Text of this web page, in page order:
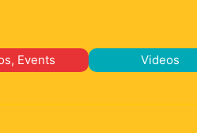
Events Videos